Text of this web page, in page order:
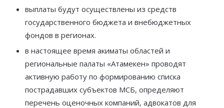
выплаты будут осуществлены из средств
государственного бюджета и внебюджетных
фондов в регионах.
в настоящее время акиматы областей и
региональные палаты «Атамекен» проводят
активную работу по формированию списка
пострадавших субъектов МСБ, определяют
перечень оценочных компаний, адвокатов для